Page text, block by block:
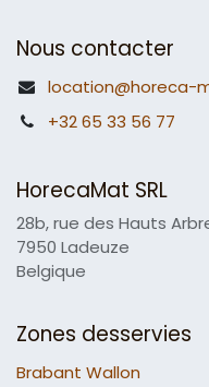
Nous contacter
location@horeca-
+32 65 33 56 77
HorecaMat SRL
28b, rue des Hauts
7950 Ladeuze
Belgique
Zones desservies
Brabant Wallon